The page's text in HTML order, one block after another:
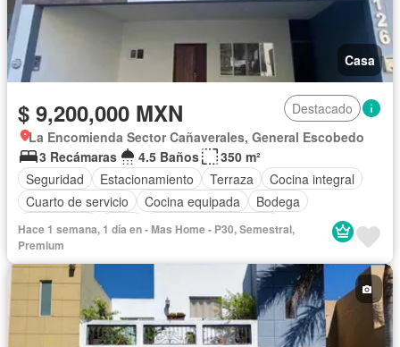
Casa
$ 9,200,000 MXN
Destacado
La Encomienda Sector Cañaverales, General Escobedo
3 Recámaras
4.5 Baños
350 m²
Seguridad
Estacionamiento Terraza
Cocina integral
Cuarto de servicio
Cocina equipada
Bodega
Electricidad
Agua
Recámara con closet
Caseta de vigilancia
Hace 1 semana, 1 día en - Mas Home - P30, Semestral,
Premium